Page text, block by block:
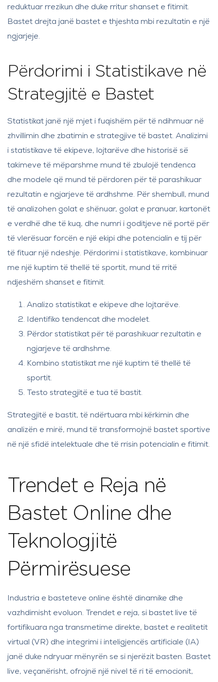
reduktuar rrezikun dhe duke rritur shanset e fitimit.
Bastet drejta janë bastet e thjeshta mbi rezultatin e një
ngjarjeje.
Përdorimi i Statistikave në
Strategjitë e Bastet
Statistikat janë një mjet i fuqishëm për të ndihmuar në
zhvillimin dhe zbatimin e strategjive të bastet. Analizimi
i statistikave të ekipeve, lojtarëve dhe historisë së
takimeve të mëparshme mund të zbulojë tendenca
dhe modele që mund të përdoren për të parashikuar
rezultatin e ngjarjeve të ardhshme. Për shembull, mund
të analizohen golat e shënuar, golat e pranuar, kartonët
e verdhë dhe të kuq, dhe numri i goditjeve në portë për
të vlerësuar forcën e një ekipi dhe potencialin e tij për
të fituar një ndeshje. Përdorimi i statistikave, kombinuar
me një kuptim të thellë të sportit, mund të rritë
ndjeshëm shanset e fitimit.
Analizo statistikat e ekipeve dhe lojtarëve.
Identifiko tendencat dhe modelet.
Përdor statistikat për të parashikuar rezultatin e
ngjarjeve të ardhshme.
Kombino statistikat me një kuptim të thellë të
sportit.
Testo strategjitë e tua të bastit.
Strategjitë e bastit, të ndërtuara mbi kërkimin dhe
analizën e mirë, mund të transformojnë bastet sportive
në një sfidë intelektuale dhe të rrisin potencialin e fitimit.
Trendet e Reja në
Bastet Online dhe
Teknologjitë
Përmirësuese
Industria e basteteve online është dinamike dhe
vazhdimisht evoluon. Trendet e reja, si bastet live të
fortifikuara nga transmetime direkte, bastet e realitetit
virtual (VR) dhe integrimi i inteligjencës artificiale (IA)
janë duke ndryuar mënyrën se si njerëzit basten. Bastet
live, veçanërisht, ofrojnë një nivel të ri të emocionit,